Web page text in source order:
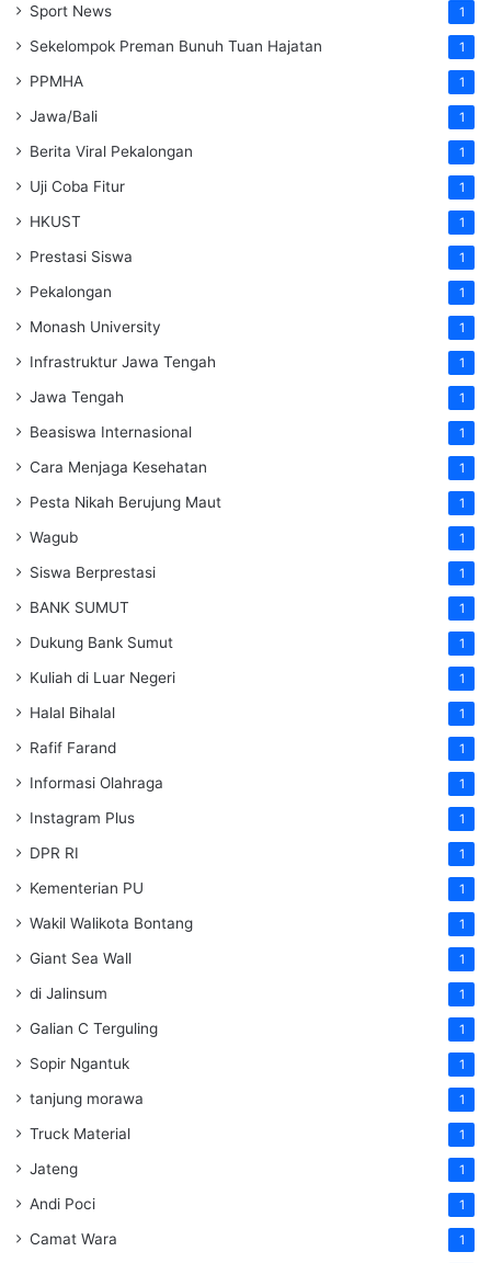
Sport News 1
Sekelompok Preman Bunuh Tuan Hajatan 1
PPMHA 1
Jawa/Bali 1
Berita Viral Pekalongan 1
Uji Coba Fitur 1
HKUST 1
Prestasi Siswa 1
Pekalongan 1
Monash University 1
Infrastruktur Jawa Tengah 1
Jawa Tengah 1
Beasiswa Internasional 1
Cara Menjaga Kesehatan 1
Pesta Nikah Berujung Maut 1
Wagub 1
Siswa Berprestasi 1
BANK SUMUT 1
Dukung Bank Sumut 1
Kuliah di Luar Negeri 1
Halal Bihalal 1
Rafif Farand 1
Informasi Olahraga 1
Instagram Plus 1
DPR RI 1
Kementerian PU 1
Wakil Walikota Bontang 1
Giant Sea Wall 1
di Jalinsum 1
Galian C Terguling 1
Sopir Ngantuk 1
tanjung morawa 1
Truck Material 1
Jateng 1
Andi Poci 1
Camat Wara 1